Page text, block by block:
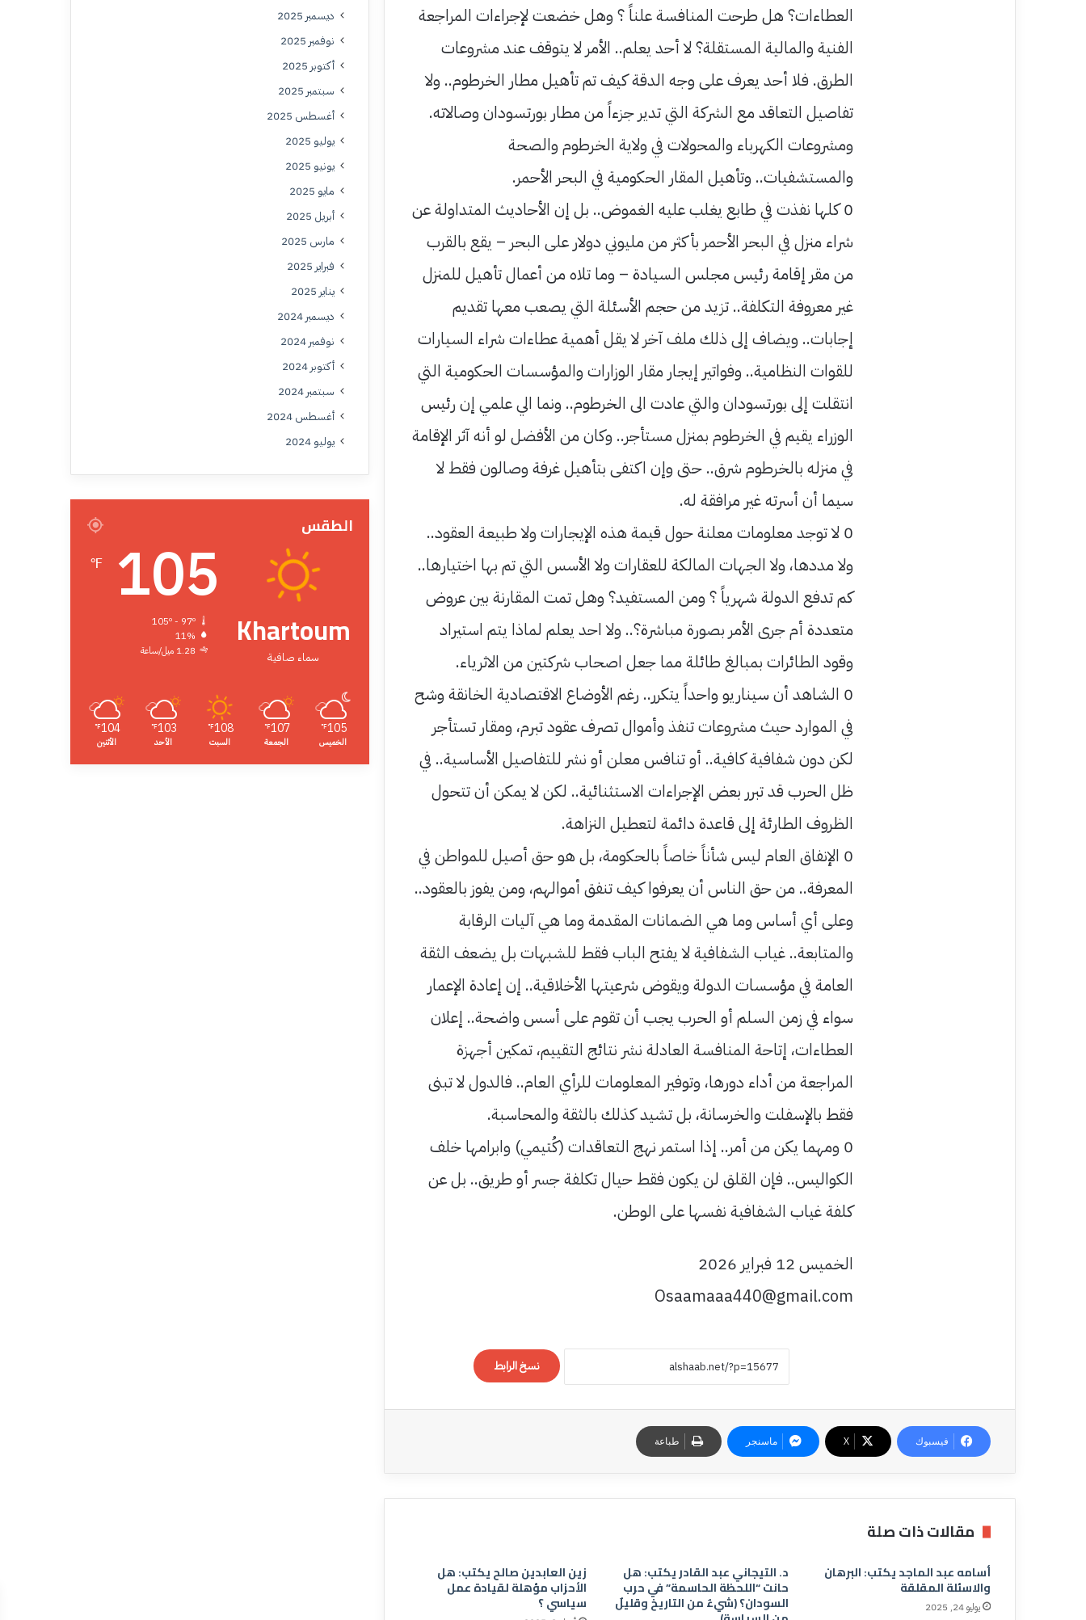
العطاءات؟ هل طرحت المنافسة علناً ؟ وهل خضعت لإجراءات المراجعة
الفنية والمالية المستقلة؟ لا أحد يعلم.. الأمر لا يتوقف عند مشروعات
الطرق. فلا أحد يعرف على وجه الدقة كيف تم تأهيل مطار الخرطوم.. ولا
تفاصيل التعاقد مع الشركة التي تدير جزءاً من مطار بورتسودان وصالاته.
ومشروعات الكهرباء والمحولات في ولاية الخرطوم والصحة
والمستشفيات.. وتأهيل المقار الحكومية في البحر الأحمر.
0 كلها نفذت في طابع يغلب عليه الغموض.. بل إن الأحاديث المتداولة عن
شراء منزل في البحر الأحمر بأكثر من مليوني دولار على البحر – يقع بالقرب
من مقر إقامة رئيس مجلس السيادة – وما تلاه من أعمال تأهيل للمنزل
غير معروفة التكلفة.. تزيد من حجم الأسئلة التي يصعب معها تقديم
إجابات.. ويضاف إلى ذلك ملف آخر لا يقل أهمية عطاءات شراء السيارات
للقوات النظامية.. وفواتير إيجار مقار الوزارات والمؤسسات الحكومية التي
انتقلت إلى بورتسودان والتي عادت الى الخرطوم.. ونما الي علمي إن رئيس
الوزراء يقيم في الخرطوم بمنزل مستأجر.. وكان من الأفضل لو أنه آثر الإقامة
في منزله بالخرطوم شرق.. حتى وإن اكتفى بتأهيل غرفة وصالون فقط لا
سيما أن أسرته غير مرافقة له.
0 لا توجد معلومات معلنة حول قيمة هذه الإيجارات ولا طبيعة العقود..
ولا مددها، ولا الجهات المالكة للعقارات ولا الأسس التي تم بها اختيارها..
كم تدفع الدولة شهرياً ؟ ومن المستفيد؟ وهل تمت المقارنة بين عروض
متعددة أم جرى الأمر بصورة مباشرة؟.. ولا احد يعلم لماذا يتم استيراد
وقود الطائرات بمبالغ طائلة مما جعل اصحاب شركتين من الاثرياء.
0 الشاهد أن سيناريو واحداً يتكرر.. رغم الأوضاع الاقتصادية الخانقة وشح
في الموارد حيث مشروعات تنفذ وأموال تصرف عقود تبرم، ومقار تستأجر
لكن دون شفافية كافية.. أو تنافس معلن أو نشر للتفاصيل الأساسية.. في
ظل الحرب قد تبرر بعض الإجراءات الاستثنائية.. لكن لا يمكن أن تتحول
الظروف الطارئة إلى قاعدة دائمة لتعطيل النزاهة.
0 الإنفاق العام ليس شأناً خاصاً بالحكومة، بل هو حق أصيل للمواطن في
المعرفة.. من حق الناس أن يعرفوا كيف تنفق أموالهم، ومن يفوز بالعقود..
وعلى أي أساس وما هي الضمانات المقدمة وما هي آليات الرقابة
والمتابعة.. غياب الشفافية لا يفتح الباب فقط للشبهات بل يضعف الثقة
العامة في مؤسسات الدولة ويقوض شرعيتها الأخلاقية.. إن إعادة الإعمار
سواء في زمن السلم أو الحرب يجب أن تقوم على أسس واضحة.. إعلان
العطاءات، إتاحة المنافسة العادلة نشر نتائج التقييم، تمكين أجهزة
المراجعة من أداء دورها، وتوفير المعلومات للرأي العام.. فالدول لا تبنى
فقط بالإسفلت والخرسانة، بل تشيد كذلك بالثقة والمحاسبة.
0 ومهما يكن من أمر.. إذا استمر نهج التعاقدات (كُتيمي) وابرامها خلف
الكواليس.. فإن القلق لن يكون فقط حيال تكلفة جسر أو طريق.. بل عن
كلفة غياب الشفافية نفسها على الوطن.
الخميس 12 فبراير 2026
Osaamaaa440@gmail.com
نسخ الرابط
فيسبوك ‫X ماسنجر طباعة
مقالات ذات صلة
أسامه عبد الماجد يكتب: البرهان
والاسئلة المقلقة
يوليو 24, 2025
د. التيجاني عبد القادر يكتب: هل
حانت “اللحظة الحاسمة” في حرب
السودان؟ (شيءٌ من التاريخ وقليلٌ
زين العابدين صالح يكتب: هل
الأحزاب مؤهلة لقيادة عمل
سياسي ؟
ديسمبر 2025
نوفمبر 2025
أكتوبر 2025
سبتمبر 2025
أغسطس 2025
يوليو 2025
يونيو 2025
مايو 2025
أبريل 2025
مارس 2025
فبراير 2025
يناير 2025
ديسمبر 2024
نوفمبر 2024
أكتوبر 2024
سبتمبر 2024
أغسطس 2024
يوليو 2024
الطقس
Khartoum
سماء صافية
105
℉
105º - 97º
11%
1.28 ميل/ساعة
105
℉
الخميس
107
℉
الجمعة
108
℉
السبت
103
℉
الأحد
104
℉
الأثنين